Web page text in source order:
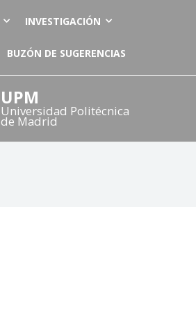
INVESTIGACIÓN
BUZÓN DE SUGERENCIAS
UPM
Universidad Politécnica
de Madrid